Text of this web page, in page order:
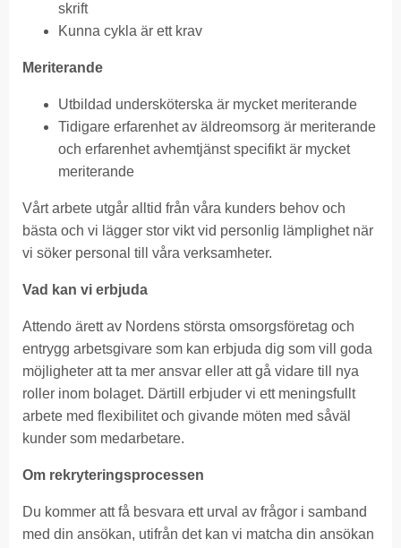
skrift
Kunna cykla är ett krav
Meriterande
Utbildad undersköterska är mycket meriterande
Tidigare erfarenhet av äldreomsorg är meriterande
och erfarenhet avhemtjänst specifikt är mycket
meriterande
Vårt arbete utgår alltid från våra kunders behov och
bästa och vi lägger stor vikt vid personlig lämplighet när
vi söker personal till våra verksamheter.
Vad kan vi erbjuda
Attendo ärett av Nordens största omsorgsföretag och
entrygg arbetsgivare som kan erbjuda dig som vill goda
möjligheter att ta mer ansvar eller att gå vidare till nya
roller inom bolaget. Därtill erbjuder vi ett meningsfullt
arbete med flexibilitet och givande möten med såväl
kunder som medarbetare.
Om rekryteringsprocessen
Du kommer att få besvara ett urval av frågor i samband
med din ansökan, utifrån det kan vi matcha din ansökan